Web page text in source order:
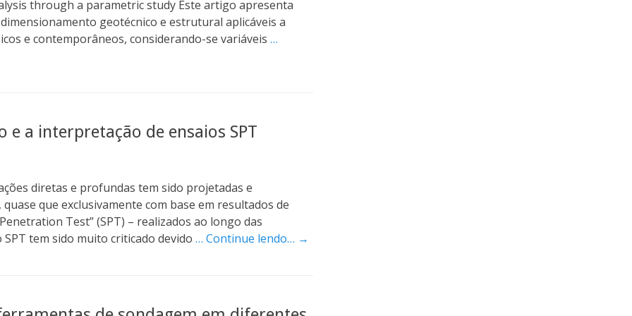
through a parametric study Este artigo apresenta
geotécnico e estrutural aplicáveis a
e contemporâneos, considerando-se variáveis …
e a interpretação de ensaios SPT
diretas e profundas tem sido projetadas e
que exclusivamente com base em resultados de
Test” (SPT) – realizados ao longo das
tem sido muito criticado devido … Continue lendo… →